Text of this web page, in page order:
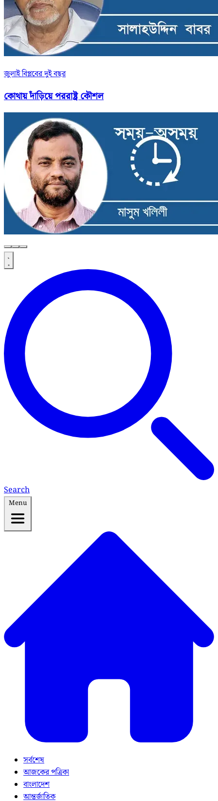
জুলাই বিপ্লবের দুই বছর
কোথায় দাঁড়িয়ে পররাষ্ট্র কৌশল
Search
Menu
সর্বশেষ
আজকের পত্রিকা
বাংলাদেশ
আন্তর্জাতিক